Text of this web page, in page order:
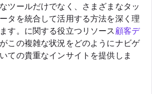
ツールだけでなく、さまざまなタッ
タを統合して活用する方法を深く理
す。に関する役立つリソース顧客デ
この複雑な状況をどのようにナビゲ
ての貴重なインサイトを提供しま